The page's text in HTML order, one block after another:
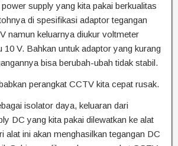
supply yang kita pakai berkualitas
di spesifikasi adaptor tegangan
namun keluarnya diukur voltmeter
10 V. Bahkan untuk adaptor yang kurang
bisa berubah-ubah tidak stabil.
perangkat CCTV kita cepat rusak.
isolator daya, keluaran dari
DC yang kita pakai dilewatkan ke alat
alat ini akan menghasilkan tegangan DC